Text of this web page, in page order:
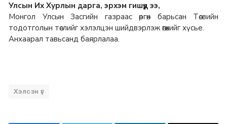
Улсын Их Хурлын дарга, эрхэм гишүүд ээ,
Монгол Улсын Засгийн газраас өргөн барьсан Төсвийн
тодотголын төслийг хэлэлцэн шийдвэрлэж өгөхийг хүсье.
Анхаарал тавьсанд баярлалаа.
Хэлсэн үг